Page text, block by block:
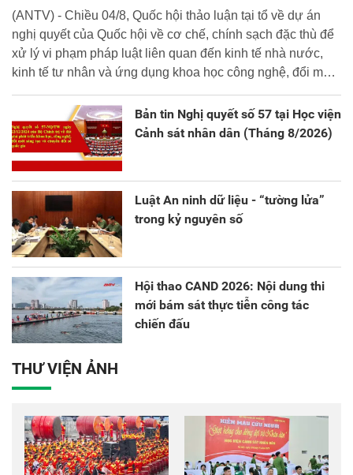
(ANTV) - Chiều 04/8, Quốc hội thảo luận tại tổ về dự án
nghị quyết của Quốc hội về cơ chế, chính sạch đặc thù để
xử lý vi phạm pháp luật liên quan đến kinh tế nhà nước,
kinh tế tư nhân và ứng dụng khoa học công nghệ, đổi mới
Bản tin Nghị quyết số 57 tại Học viện
Cảnh sát nhân dân (Tháng 8/2026)
Luật An ninh dữ liệu - “tường lửa”
trong kỷ nguyên số
Hội thao CAND 2026: Nội dung thi
mới bám sát thực tiễn công tác
chiến đấu
THƯ VIỆN ẢNH